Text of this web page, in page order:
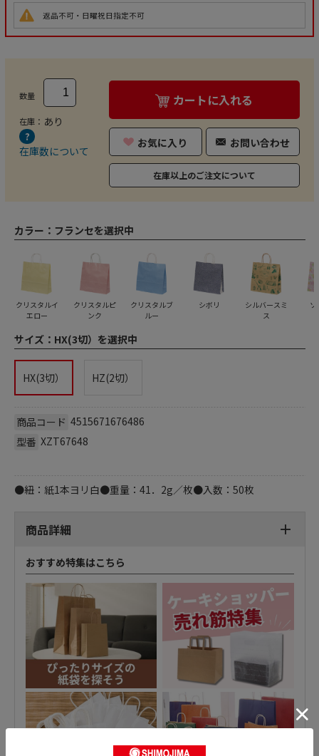
返品不可・日曜祝日指定不可
数量
在庫： あり
在庫数について
カートに入れる
お気に入り お問い合わせ
在庫以上のご注文について
カラー： フランセを選択中
クリスタルイ
エロー
クリスタルピ
ンク
クリスタルブ
ルー
シボリ
シルバースミ
ス
ソ
サイズ： HX(3切）を選択中
HX(3切） HZ(2切）
商品コード 4515671676486
型番 XZT67648
●紐：紙1本ヨリ白●重量：41．2g／枚●入数：50枚
商品詳細
おすすめ特集はこちら